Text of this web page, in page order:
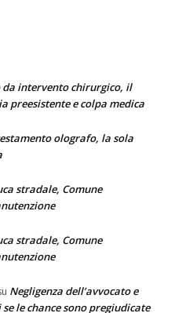
da intervento chirurgico, il
preesistente e colpa medica
olografo, la sola
stradale, Comune
stradale, Comune
Negligenza dell’avvocato e
le chance sono pregiudicate